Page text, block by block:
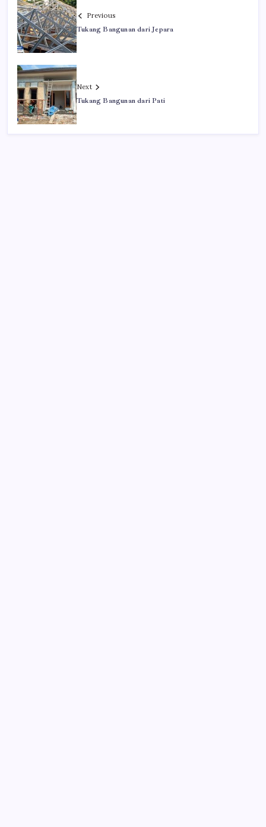
Previous
Tukang Bangunan dari Jepara
Next
Tukang Bangunan dari Pati